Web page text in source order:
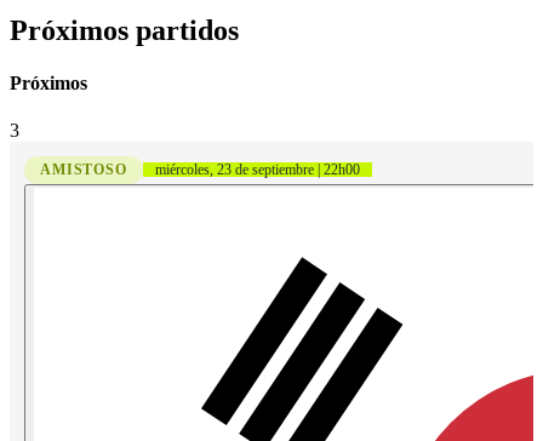
Próximos partidos
Próximos
3
AMISTOSO miércoles, 23 de septiembre | 22h00